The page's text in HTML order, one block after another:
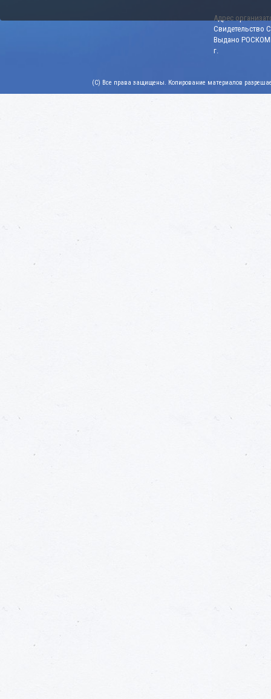
Адрес
Свидетельство
Выдано
г.
(C) Все права защищены. Копирование материалов